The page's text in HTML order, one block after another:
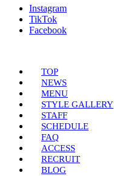
Instagram
TikTok
Facebook
TOP
NEWS
MENU
STYLE GALLERY
STAFF
SCHEDULE
FAQ
ACCESS
RECRUIT
BLOG